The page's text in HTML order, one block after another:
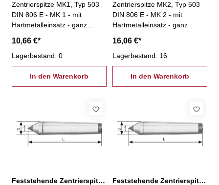
Zentrierspitze MK1, Typ 503
DIN 806 E - MK 1 - mit
Hartmetalleinsatz - ganz
10,66 €*
Lagerbestand: 0
In den Warenkorb
Zentrierspitze MK2, Typ 503
DIN 806 E - MK 2 - mit
Hartmetalleinsatz - ganz
16,06 €*
Lagerbestand: 16
In den Warenkorb
Feststehende Zentrierspitze MK3 Typ 503 DIN 806 E
Feststehende Zentrierspitze MK4 Typ 503 DIN 806 E